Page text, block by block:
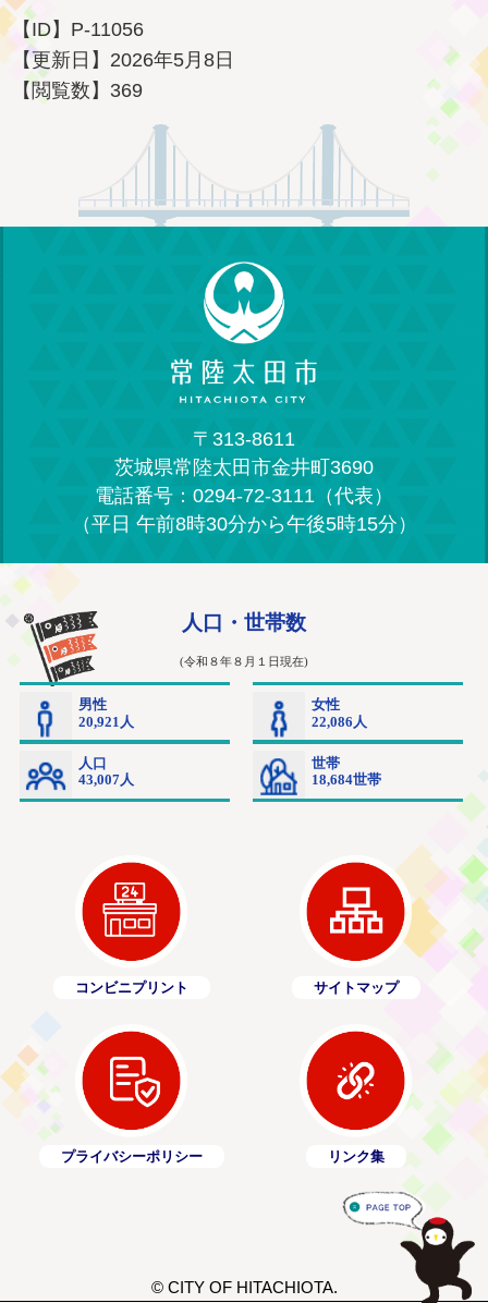
【ID】 P-11056
【更新日】 2026年5月8日
【閲覧数】 369
〒313-8611
茨城県常陸太田市金井町3690
電話番号：0294-72-3111（代表）
（平日 午前8時30分から午後5時15分）
コンビニプリント サイトマップ
プライバシーポリシー リンク集
© CITY OF HITACHIOTA.